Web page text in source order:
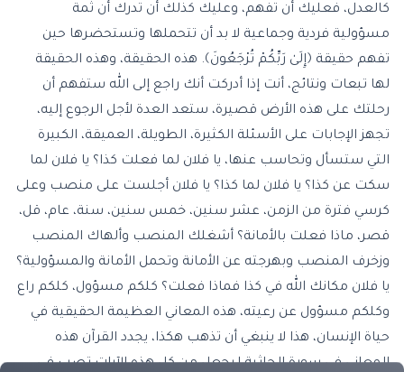
كالعدل، فعليك أن تفهم، وعليك كذلك أن تدرك أن ثمة
مسؤولية فردية وجماعية لا بد أن تتحملها وتستحضرها حين
تفهم حقيقة ﴿إِلَىٰ رَبِّكُمْ تُرْجَعُونَ﴾. هذه الحقيقة، وهذه الحقيقة
لها تبعات ونتائج، أنت إذا أدركت أنك راجع إلى الله ستفهم أن
رحلتك على هذه الأرض قصيرة، ستعد العدة لأجل الرجوع إليه،
تجهز الإجابات على الأسئلة الكثيرة، الطويلة، العميقة، الكبيرة
التي ستسأل وتحاسب عنها، يا فلان لما فعلت كذا؟ يا فلان لما
سكت عن كذا؟ يا فلان لما كذا؟ يا فلان أجلست على منصب وعلى
كرسي فترة من الزمن، عشر سنين، خمس سنين، سنة، عام، قل،
قصر، ماذا فعلت بالأمانة؟ أشغلك المنصب وألهاك المنصب
وزخرف المنصب وبهرجته عن الأمانة وتحمل الأمانة والمسؤولية؟
يا فلان مكانك الله في كذا فماذا فعلت؟ كلكم مسؤول، كلكم راع
وكلكم مسؤول عن رعيته، هذه المعاني العظيمة الحقيقية في
حياة الإنسان، هذا لا ينبغي أن تذهب هكذا، يجدد القرآن هذه
المعاني في سورة الجاثية ليجعل من كل هذه الآيات تصب في